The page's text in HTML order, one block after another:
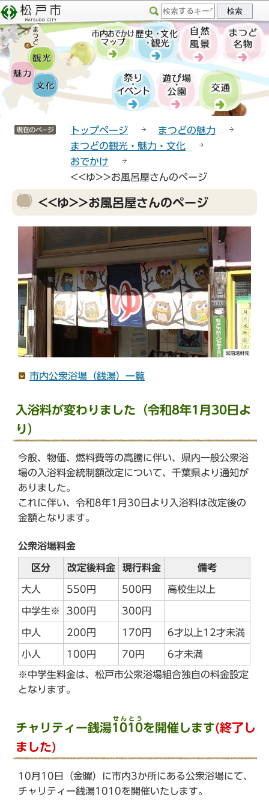
こ
の
ペ
ー
ジ
の
先
サ
イ
ト
メ
ニ
ュ
ー
このページの本文へ移動
サイトメニューここまで
トップページ
まつどの魅力
まつどの観光・魅力・文化
おでかけ
<<ゆ>>お風呂屋さんのページ
本
文
こ
<<ゆ>>お風呂屋さんのページ
市内公衆浴場（銭湯）一覧
入浴料が変わりました（令和8年1月30日よ
り）
今般、物価、燃料費等の高騰に伴い、県内一般公衆浴
場の入浴料金統制額改定について、千葉県より通知が
ありました。
これに伴い、令和8年1月30日より入浴料は改定後の
金額となります。
公衆浴場料金
区分 改定後料金 現行料金 備考
大人 550円 500円 高校生以上
中学生※ 300円 300円
中人 200円 170円 6才以上12才未満
小人 100円 70円 6才未満
※中学生料金は、松戸市公衆浴場組合独自の料金設定
となります。
チャリティー銭湯1010
せんとう
を開催します(終了し
ました)
10月10日（金曜）に市内3か所にある公衆浴場にて、
チャリティー銭湯1010を開催いたします。